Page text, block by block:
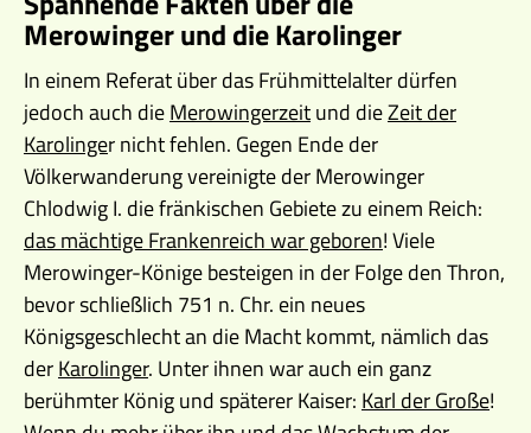
Merowinger und die Karolinger
In einem Referat über das Frühmittelalter dürfen
jedoch auch dieMerowingerzeitund dieZeit der
Karolinger nicht fehlen. Gegen Ende der
Völkerwanderung vereinigte der Merowinger
Chlodwig I. die fränkischen Gebiete zu einem Reich:
das mächtige Frankenreich war geboren! Viele
Merowinger-Könige besteigen in der Folge den Thron,
bevor schließlich 751 n. Chr. ein neues
Königsgeschlecht an die Macht kommt, nämlich das
derKarolinger. Unter ihnen war auch ein ganz
berühmter König und späterer Kaiser: Karl der Große!